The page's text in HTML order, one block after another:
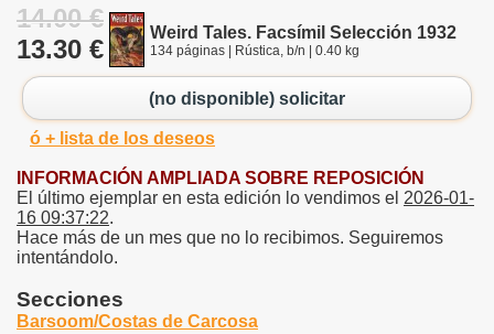
14.00 €
13.30 €
Weird Tales. Facsímil Selección 1932
134 páginas | Rústica, b/n | 0.40 kg
(no disponible) solicitar
ó + lista de los deseos
INFORMACIÓN AMPLIADA SOBRE REPOSICIÓN
El último ejemplar en esta edición lo vendimos el 2026-01-
16 09:37:22.
Hace más de un mes que no lo recibimos. Seguiremos
intentándolo.
Secciones
Barsoom/Costas de Carcosa